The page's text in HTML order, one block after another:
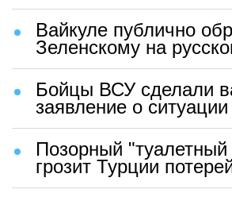
Вайкуле публично
Зеленскому на
Бойцы ВСУ сделали
заявление о
Позорный "туалетный
грозит Турции